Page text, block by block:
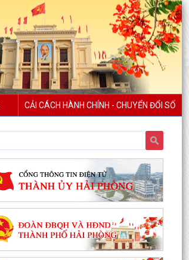
CẢI CÁCH HÀNH CHÍNH - CHUYỂN ĐỔI SỐ